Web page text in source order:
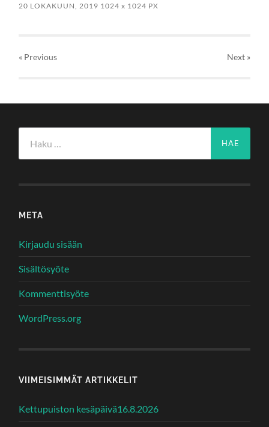
20 LOKAKUUN, 2019 1024x 1024 PX
« Previous Next»
META
Kirjaudu sisään
Sisältösyöte
Kommenttisyöte
WordPress.org
VIIMEISIMMÄT ARTIKKELIT
Kettupuiston kesäpäivä16.8.2026